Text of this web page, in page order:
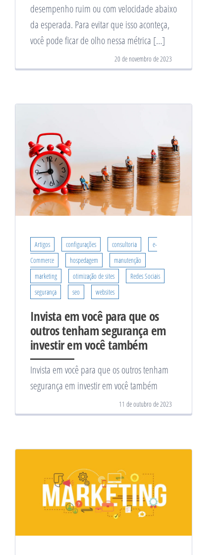
desempenho ruim ou com velocidade abaixo
da esperada. Para evitar que isso aconteça,
você pode ficar de olho nessa métrica […]
20 de novembro de 2023
Artigos configurações consultoria
e-
Commerce
hospedagem
manutenção
marketing
otimização de sites
Redes Sociais
segurança
seo websites
Invista em você para que os
outros tenham segurança em
investir em você também
Invista em você para que os outros tenham
segurança em investir em você também
11 de outubro de 2023